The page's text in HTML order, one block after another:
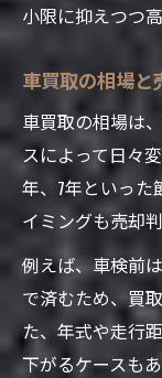
車買取で
車買
車買
車買
車買
車買
発売時期
車買
発売
車買
小限に抑えつつ
車買取の相場と
車買取の相場は
スによって日々
年、7年といった
イミングも売却
例えば、車検前
で済むため、買
た、年式や走行
下がるケースも